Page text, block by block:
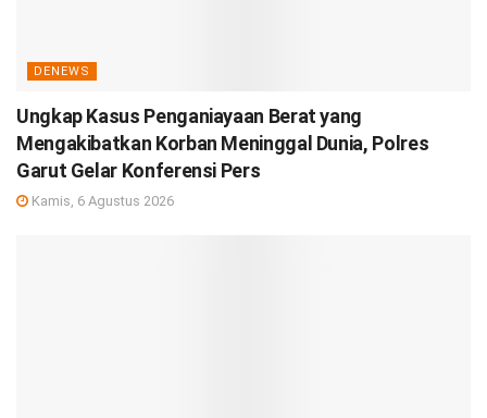
DENEWS
Ungkap Kasus Penganiayaan Berat yang
Mengakibatkan Korban Meninggal Dunia, Polres
Garut Gelar Konferensi Pers
Kamis, 6 Agustus 2026